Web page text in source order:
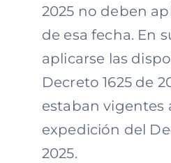
2025 no deben
de esa fecha. En
aplicarse las
Decreto 1625 de
estaban vigentes
expedición del
2025.